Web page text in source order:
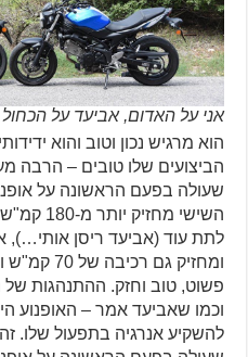
אני על האדום, אביעד על הכחול
הוא מרגיש נכון וטוב והוא
הביצועים שלו טובים – הרבה
שעולה בפעם הראשונה על
השישי
לתת עוד (אביעד ריסן אותי…),
ומחזיק גם
וכמו שאביעד אמר – האופנוע
להשקיע אנרגיה בתפעול שלו. זה